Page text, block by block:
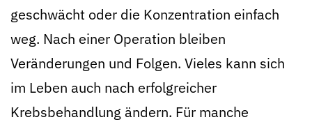
geschwächt oder die Konzentration einfach
weg. Nach einer Operation bleiben
Veränderungen und Folgen. Vieles kann sich
im Leben auch nach erfolgreicher
Krebsbehandlung ändern. Für manche